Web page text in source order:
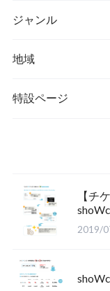
ジャンル
クラシック
地域
関西
特設ページ
【チ
2019/